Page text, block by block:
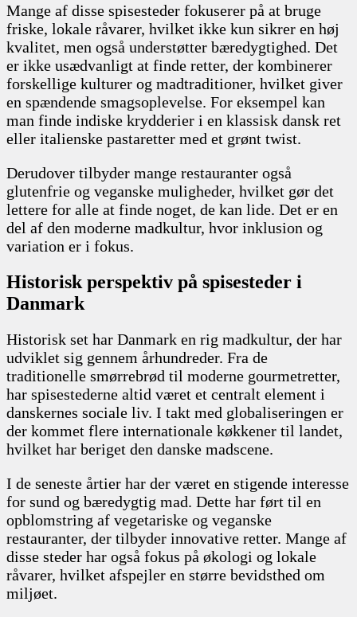
Mange af disse spisesteder fokuserer på at bruge
friske, lokale råvarer, hvilket ikke kun sikrer en høj
kvalitet, men også understøtter bæredygtighed. Det
er ikke usædvanligt at finde retter, der kombinerer
forskellige kulturer og madtraditioner, hvilket giver
en spændende smagsoplevelse. For eksempel kan
man finde indiske krydderier i en klassisk dansk ret
eller italienske pastaretter med et grønt twist.
Derudover tilbyder mange restauranter også
glutenfrie og veganske muligheder, hvilket gør det
lettere for alle at finde noget, de kan lide. Det er en
del af den moderne madkultur, hvor inklusion og
variation er i fokus.
Historisk perspektiv på spisesteder i
Danmark
Historisk set har Danmark en rig madkultur, der har
udviklet sig gennem århundreder. Fra de
traditionelle smørrebrød til moderne gourmetretter,
har spisestederne altid været et centralt element i
danskernes sociale liv. I takt med globaliseringen er
der kommet flere internationale køkkener til landet,
hvilket har beriget den danske madscene.
I de seneste årtier har der været en stigende interesse
for sund og bæredygtig mad. Dette har ført til en
opblomstring af vegetariske og veganske
restauranter, der tilbyder innovative retter. Mange af
disse steder har også fokus på økologi og lokale
råvarer, hvilket afspejler en større bevidsthed om
miljøet.